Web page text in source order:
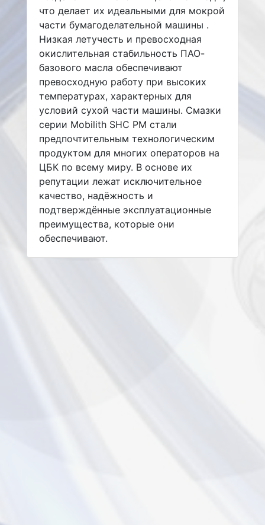
что делает их идеальными для мокрой
части бумагоделательной машины .
Низкая летучесть и превосходная
окислительная стабильность ПАО-
базового масла обеспечивают
превосходную работу при высоких
температурах, характерных для
условий сухой части машины. Смазки
серии Mobilith SHC PM стали
предпочтительным технологическим
продуктом для многих операторов на
ЦБК по всему миру. В основе их
репутации лежат исключительное
качество, надёжность и
подтверждённые эксплуатационные
преимущества, которые они
обеспечивают.